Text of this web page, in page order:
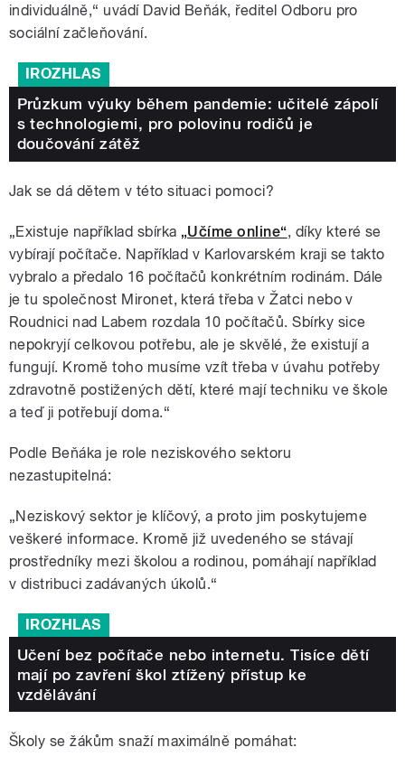
individuálně,“ uvádí David Beňák, ředitel Odboru pro
sociální začleňování.
IROZHLAS
Průzkum výuky během pandemie: učitelé zápolí
s technologiemi, pro polovinu rodičů je
doučování zátěž
Jak se dá dětem v této situaci pomoci?
„Existuje například sbírka „Učíme online“, díky které se
vybírají počítače. Například v Karlovarském kraji se takto
vybralo a předalo 16 počítačů konkrétním rodinám. Dále
je tu společnost Mironet, která třeba v Žatci nebo v
Roudnici nad Labem rozdala 10 počítačů. Sbírky sice
nepokryjí celkovou potřebu, ale je skvělé, že existují a
fungují. Kromě toho musíme vzít třeba v úvahu potřeby
zdravotně postižených dětí, které mají techniku ve škole
a teď ji potřebují doma.“
Podle Beňáka je role neziskového sektoru
nezastupitelná:
„Neziskový sektor je klíčový, a proto jim poskytujeme
veškeré informace. Kromě již uvedeného se stávají
prostředníky mezi školou a rodinou, pomáhají například
v distribuci zadávaných úkolů.“
IROZHLAS
Učení bez počítače nebo internetu. Tisíce dětí
mají po zavření škol ztížený přístup ke
vzdělávání
Školy se žákům snaží maximálně pomáhat: